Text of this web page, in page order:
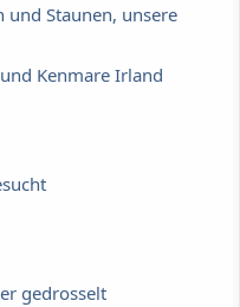
und Staunen, unsere
Kenmare Irland
gedrosselt